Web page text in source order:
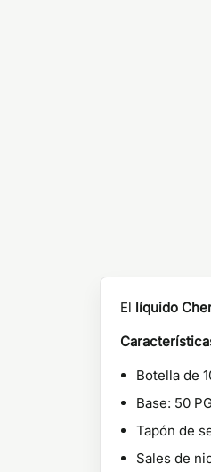
El líquido
Botella de
Base: 50
Tapón de
Sales de